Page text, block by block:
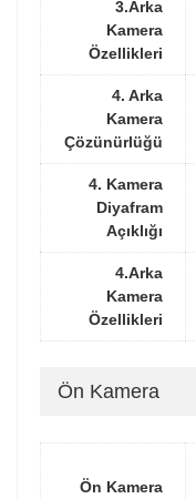
3.Arka
Kamera
Özellikleri
4. Arka
Kamera
Çözünürlüğü
4. Kamera
Diyafram
Açıklığı
4.Arka
Kamera
Özellikleri
Ön Kamera
Ön Kamera